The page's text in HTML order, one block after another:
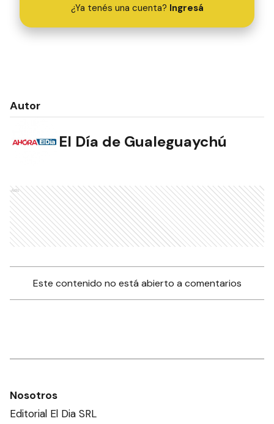
¿Ya tenés una cuenta? Ingresá
Autor
El Día de Gualeguaychú
Ads
Este contenido no está abierto a comentarios
Nosotros
Editorial El Dia SRL